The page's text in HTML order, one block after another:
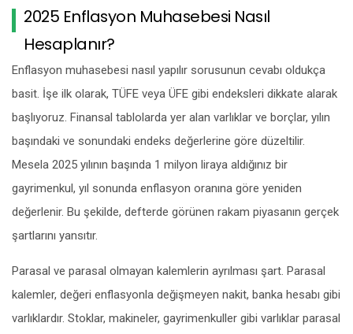
2025 Enflasyon Muhasebesi Nasıl
Hesaplanır?
Enflasyon muhasebesi nasıl yapılır sorusunun cevabı oldukça
basit. İşe ilk olarak, TÜFE veya ÜFE gibi endeksleri dikkate alarak
başlıyoruz. Finansal tablolarda yer alan varlıklar ve borçlar, yılın
başındaki ve sonundaki endeks değerlerine göre düzeltilir.
Mesela 2025 yılının başında 1 milyon liraya aldığınız bir
gayrimenkul, yıl sonunda enflasyon oranına göre yeniden
değerlenir. Bu şekilde, defterde görünen rakam piyasanın gerçek
şartlarını yansıtır.
Parasal ve parasal olmayan kalemlerin ayrılması şart. Parasal
kalemler, değeri enflasyonla değişmeyen nakit, banka hesabı gibi
varlıklardır. Stoklar, makineler, gayrimenkuller gibi varlıklar parasal